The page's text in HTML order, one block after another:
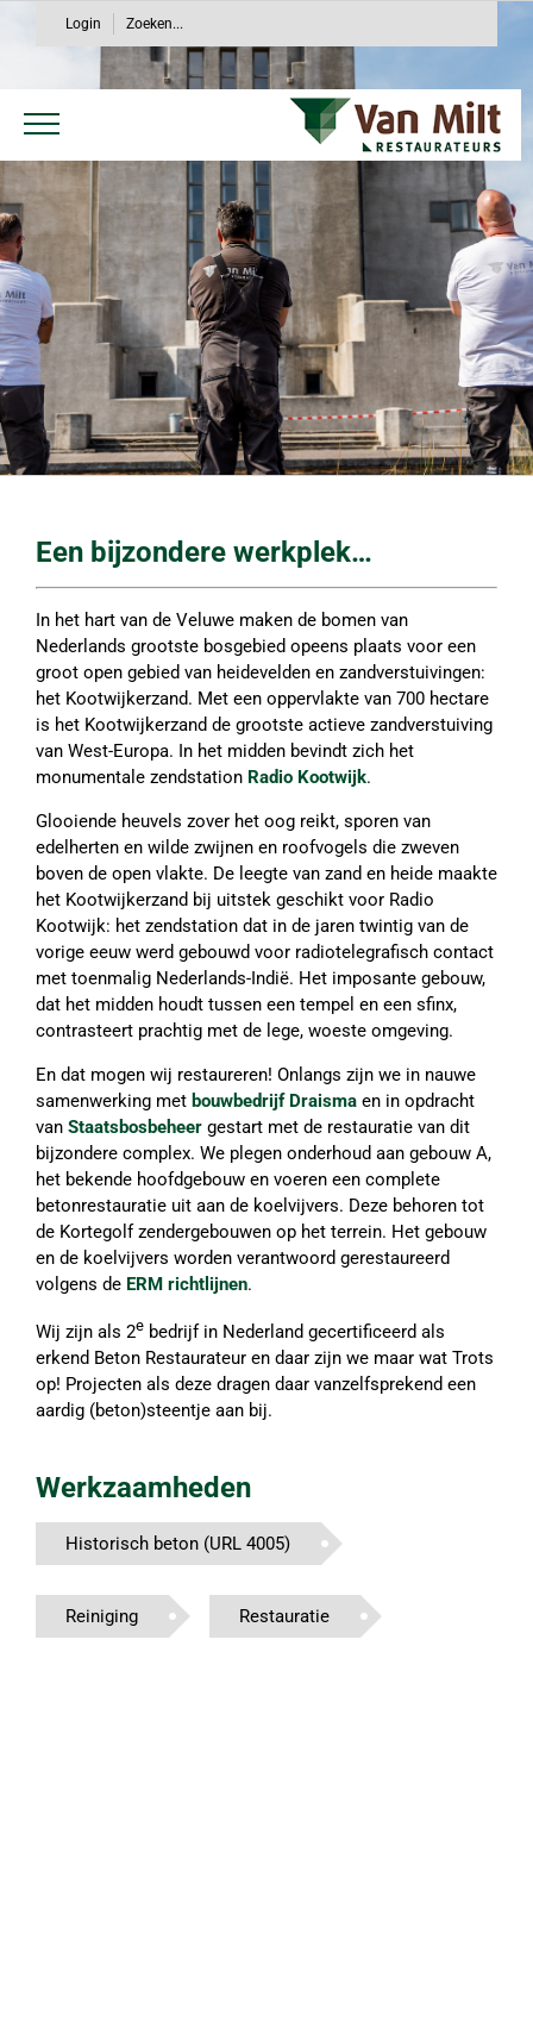
Login Zoeken...
Een bijzondere werkplek…
In het hart van de Veluwe maken de bomen van
Nederlands grootste bosgebied opeens plaats voor een
groot open gebied van heidevelden en zandverstuivingen:
het Kootwijkerzand. Met een oppervlakte van 700 hectare
is het Kootwijkerzand de grootste actieve zandverstuiving
van West-Europa. In het midden bevindt zich het
monumentale zendstation Radio Kootwijk.
Glooiende heuvels zover het oog reikt, sporen van
edelherten en wilde zwijnen en roofvogels die zweven
boven de open vlakte. De leegte van zand en heide maakte
het Kootwijkerzand bij uitstek geschikt voor Radio
Kootwijk: het zendstation dat in de jaren twintig van de
vorige eeuw werd gebouwd voor radiotelegrafisch contact
met toenmalig Nederlands-Indië. Het imposante gebouw,
dat het midden houdt tussen een tempel en een sfinx,
contrasteert prachtig met de lege, woeste omgeving.
En dat mogen wij restaureren! Onlangs zijn we in nauwe
samenwerking met bouwbedrijf Draisma en in opdracht
van Staatsbosbeheer gestart met de restauratie van dit
bijzondere complex. We plegen onderhoud aan gebouw A,
het bekende hoofdgebouw en voeren een complete
betonrestauratie uit aan de koelvijvers. Deze behoren tot
de Kortegolf zendergebouwen op het terrein. Het gebouw
en de koelvijvers worden verantwoord gerestaureerd
volgens de ERM richtlijnen.
Wij zijn als 2e bedrijf in Nederland gecertificeerd als
erkend Beton Restaurateur en daar zijn we maar wat Trots
op! Projecten als deze dragen daar vanzelfsprekend een
aardig (beton)steentje aan bij.
Werkzaamheden
Historisch beton (URL 4005)
Reiniging Restauratie